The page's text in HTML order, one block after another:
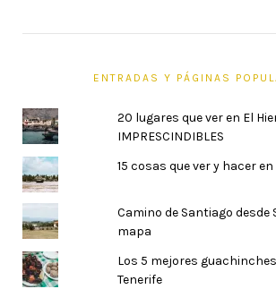
ENTRADAS Y PÁGINAS
20 lugares que ver en El
IMPRESCINDIBLES
15 cosas que ver y hacer
Camino de Santiago desde
mapa
Los 5 mejores
Tenerife